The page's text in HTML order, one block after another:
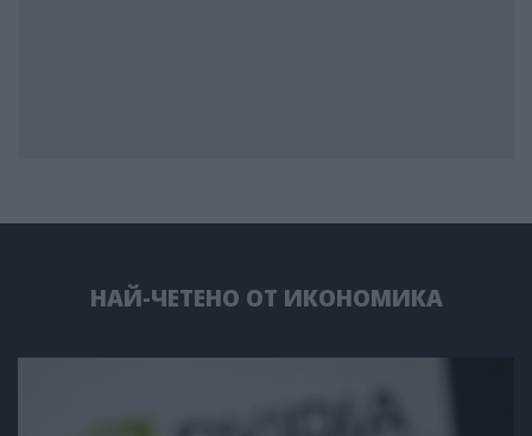
НАЙ-ЧЕТЕНО ОТ ИКОНОМИКА